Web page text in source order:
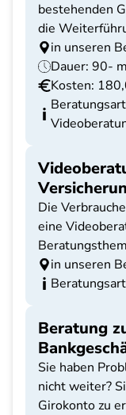
bestehenden
die
in unseren
Dauer: 90-
Kosten:
Die
eine
in unseren
Beratung
Sie haben
nicht weiter?
Girokonto zu